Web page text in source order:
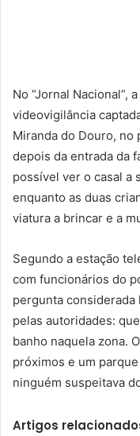
No “Jornal Nacional”,
videovigilância
Miranda do Douro, no
depois da entrada da
possível ver o casal a
enquanto as duas
viatura a brincar e a
Segundo a estação
com funcionários do
pergunta
pelas autoridades:
banho naquela zona.
próximos e um
ninguém suspeitava
Artigos